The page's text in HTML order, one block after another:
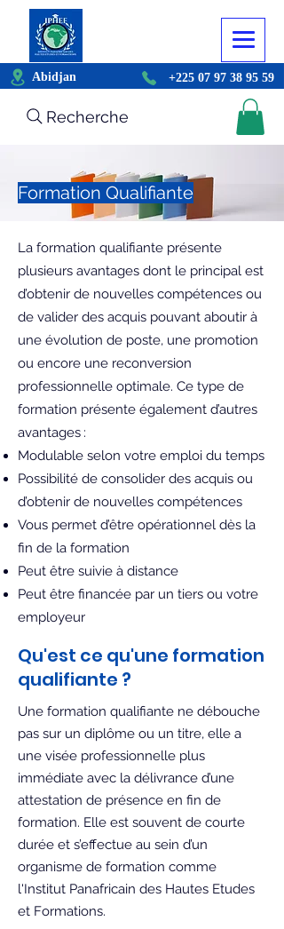
Abidjan +225 07 97 38 95 59
Recherche
Formation Qualifiante
La formation qualifiante présente
plusieurs avantages dont le principal est
d’obtenir de nouvelles compétences ou
de valider des acquis pouvant aboutir à
une évolution de poste, une promotion
ou encore une reconversion
professionnelle optimale. Ce type de
formation présente également d’autres
avantages :
Modulable selon votre emploi du temps
Possibilité de consolider des acquis ou
d’obtenir de nouvelles compétences
Vous permet d’être opérationnel dès la
fin de la formation
Peut être suivie à distance
Peut être financée par un tiers ou votre
employeur
Qu'est ce qu'une formation
qualifiante ?
Une formation qualifiante ne débouche
pas sur un diplôme ou un titre, elle a
une visée professionnelle plus
immédiate avec la délivrance d’une
attestation de présence en fin de
formation. Elle est souvent de courte
durée et s’effectue au sein d’un
organisme de formation comme
l'Institut Panafricain des Hautes Etudes
et Formations.